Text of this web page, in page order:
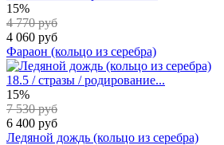
15%
4 770 руб
4 060 руб
Фараон (кольцо из серебра)
18.5 / стразы / родирование...
15%
7 530 руб
6 400 руб
Ледяной дождь (кольцо из серебра)